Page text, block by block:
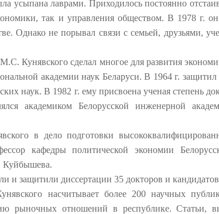
усыпана лаврами. Приходилось постоянно
так и управления обществом. В 1978 г.
Однако не порывал связи с семьей, друзьями,
Кунявского сделал многое для развития
академии наук Беларуси. В 1964 г.
наук. В 1982 г. ему присвоена ученая степень
академиком Белорусской инженерной
в дело подготовки
кафедры политической экономии
Куйбышева.
и защитили диссертации 35 докторов и
насчитывает более 200 научных
рыночных отношений в республике. Статьи,